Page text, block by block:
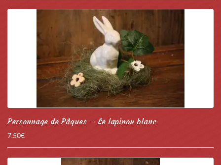
Personnage de Pâques – Le lapinou blanc
7.50€